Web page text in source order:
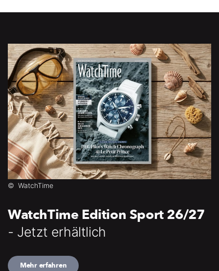
© WatchTime
WatchTime Edition Sport 26/27
- Jetzt erhältlich
Mehr erfahren